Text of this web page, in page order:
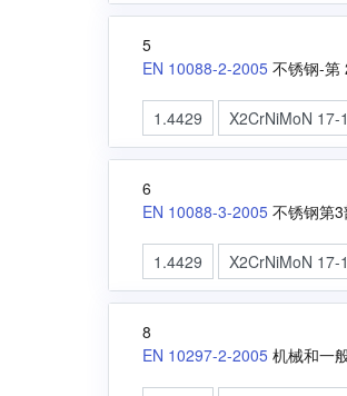
5
EN 10088-2-2005 不锈钢-第
1.4429 X2CrNiMoN 17-
6
EN 10088-3-2005 不锈钢第
1.4429 X2CrNiMoN 17-
8
EN 10297-2-2005 机械和一